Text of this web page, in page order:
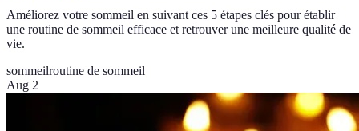
Améliorez votre sommeil en suivant ces 5 étapes clés pour établir
une routine de sommeil efficace et retrouver une meilleure qualité de
vie.
sommeilroutine de sommeil
Aug 2